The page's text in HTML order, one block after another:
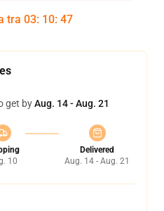
tra 03: 10: 46
get byAug. 14 - Aug. 21
10
Delivered
Aug. 14 - Aug. 21